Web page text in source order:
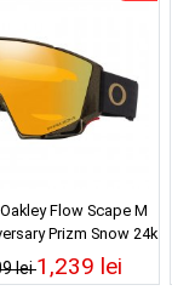
Flow Scape M
Prizm Snow 24k
Iridium 25/26
lei1,239 lei